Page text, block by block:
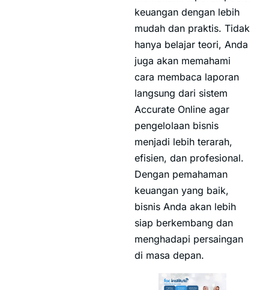
keuangan dengan lebih
mudah dan praktis. Tidak
hanya belajar teori, Anda
juga akan memahami
cara membaca laporan
langsung dari sistem
Accurate Online agar
pengelolaan bisnis
menjadi lebih terarah,
efisien, dan profesional.
Dengan pemahaman
keuangan yang baik,
bisnis Anda akan lebih
siap berkembang dan
menghadapi persaingan
di masa depan.